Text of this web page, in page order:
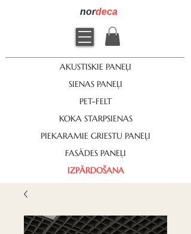
nordeca
AKUSTISKIE PANEĻI
SIENAS PANEĻI
PET-FELT
KOKA STARPSIENAS
PIEKARAMIE GRIESTU PANEĻI
FASĀDES PANEĻI
IZPĀRDOŠANA